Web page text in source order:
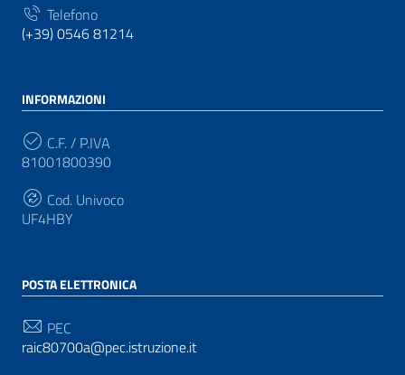
Telefono
(+39) 0546 81214
INFORMAZIONI
C.F. / P.IVA
81001800390
Cod. Univoco
UF4HBY
POSTA ELETTRONICA
PEC
raic80700a@pec.istruzione.it